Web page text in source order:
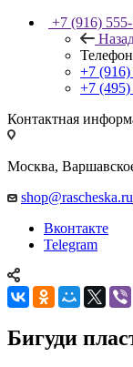
+7 (916) 555-
+7 (916)
+7
Контактная
Москва,
shop@rascheska.ru
Вконтакте
Telegram
Бигуди